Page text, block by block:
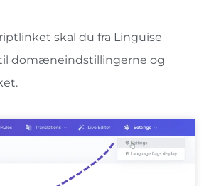
skal du fra Linguise
domæneindstillingerne og